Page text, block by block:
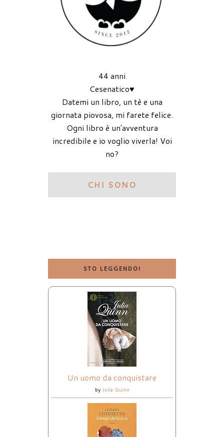
44 anni
Cesenatico♥
Datemi un libro, un tè e una
giornata piovosa, mi farete felice.
Ogni libro è un'avventura
incredibile e io voglio viverla! Voi
no?
CHI SONO
STO LEGGENDO!
Un uomo da conquistare
by Julia Quinn